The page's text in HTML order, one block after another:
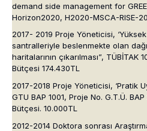
demand side management for
Horizon2020, H2020-MSCA-RISE-
2017- 2019 Proje Yöneticisi,
santralleriyle beslenmekte olan
haritalarının çıkarılması”, TÜBİTAK
Bütçesi 174.430TL
2017-2018 Proje Yöneticisi, ‘Pratik
GTU BAP 1001, Proje No. G.T.Ü.
Bütçesi. 10.000TL
2012-2014 Doktora sonrası